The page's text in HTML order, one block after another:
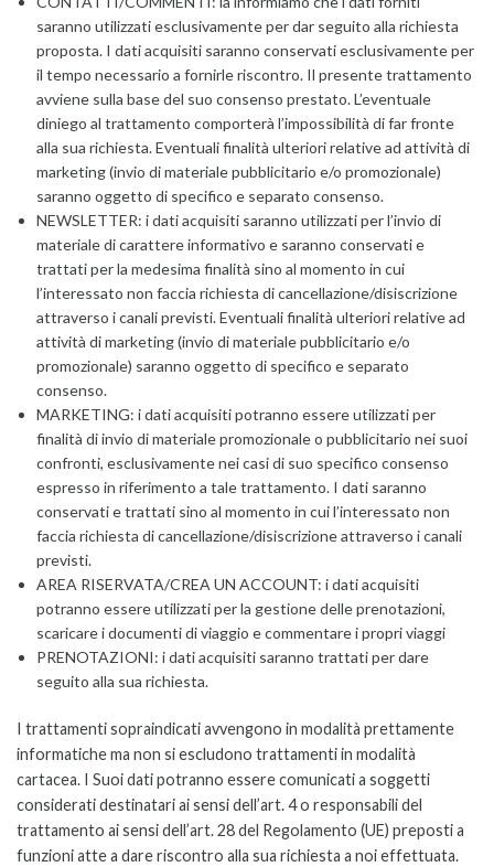
saranno utilizzati esclusivamente per dar seguito alla richiesta
proposta. I dati acquisiti saranno conservati esclusivamente per
il tempo necessario a fornirle riscontro. Il presente trattamento
avviene sulla base del suo consenso prestato. L’eventuale
diniego al trattamento comporterà l’impossibilità di far fronte
alla sua richiesta. Eventuali finalità ulteriori relative ad attività di
marketing (invio di materiale pubblicitario e/o promozionale)
saranno oggetto di specifico e separato consenso.
NEWSLETTER: i dati acquisiti saranno utilizzati per l’invio di
materiale di carattere informativo e saranno conservati e
trattati per la medesima finalità sino al momento in cui
l’interessato non faccia richiesta di cancellazione/disiscrizione
attraverso i canali previsti. Eventuali finalità ulteriori relative ad
attività di marketing (invio di materiale pubblicitario e/o
promozionale) saranno oggetto di specifico e separato
consenso.
MARKETING: i dati acquisiti potranno essere utilizzati per
finalità di invio di materiale promozionale o pubblicitario nei suoi
confronti, esclusivamente nei casi di suo specifico consenso
espresso in riferimento a tale trattamento. I dati saranno
conservati e trattati sino al momento in cui l’interessato non
faccia richiesta di cancellazione/disiscrizione attraverso i canali
previsti.
AREA RISERVATA/CREA UN ACCOUNT: i dati acquisiti
potranno essere utilizzati per la gestione delle prenotazioni,
scaricare i documenti di viaggio e commentare i propri viaggi
PRENOTAZIONI: i dati acquisiti saranno trattati per dare
seguito alla sua richiesta.
I trattamenti sopraindicati avvengono in modalità prettamente
informatiche ma non si escludono trattamenti in modalità
cartacea. I Suoi dati potranno essere comunicati a soggetti
considerati destinatari ai sensi dell’art. 4 o responsabili del
trattamento ai sensi dell’art. 28 del Regolamento (UE) preposti a
funzioni atte a dare riscontro alla sua richiesta a noi effettuata.